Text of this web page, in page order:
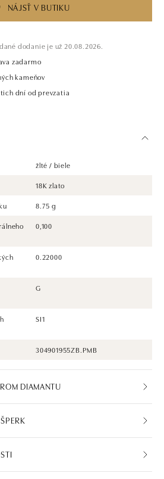
NÁJSŤ V BUTIKU
dodanie je už 20.08.2026.
zadarmo
kameňov
dní od prevzatia
žlté / biele
18K zlato
8.75 g
0,100
0.22000
G
SI1
304901955ZB.PMB
DIAMANTU